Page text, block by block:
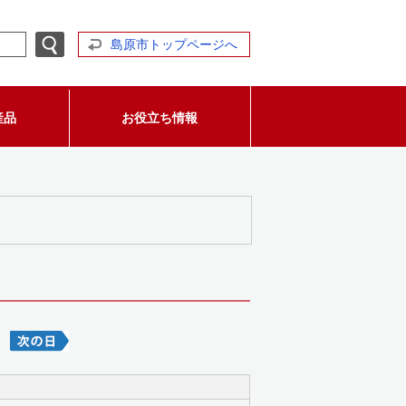
島原市トップページへ
品 お役立ち情報